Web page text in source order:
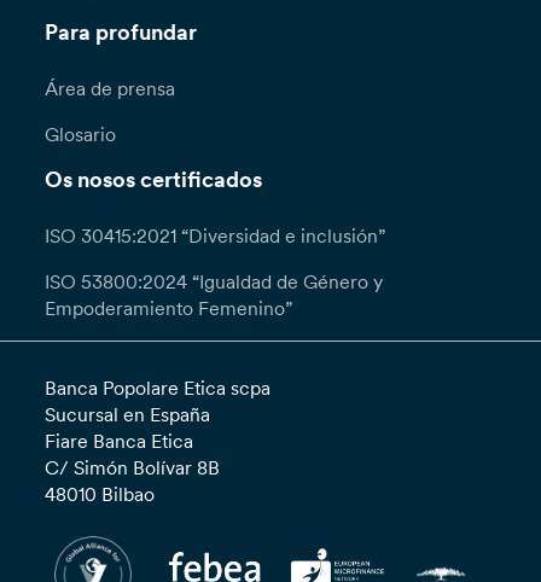
Para profundar
Área de prensa
Glosario
Os nosos certificados
ISO 30415:2021 “Diversidad e inclusión”
ISO 53800:2024 “Igualdad de Género y
Empoderamiento Femenino”
Banca Popolare Etica scpa
Sucursal en España
Fiare Banca Etica
C/ Simón Bolívar 8B
48010 Bilbao